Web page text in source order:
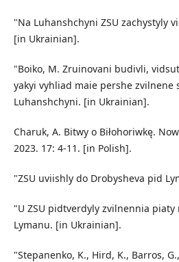
"Na Luhanshchyni ZSU zachystyly
[in Ukrainian].
"Boiko, M. Zruinovani budivli,
yakyi vyhliad maie pershe zvilnene
Luhanshchyni. [in Ukrainian].
Charuk, A. Bitwy o Biłohoriwkę.
2023. 17: 4-11. [in Polish].
"ZSU uviishly do Drobysheva pid
"U ZSU pidtverdyly zvilnennia
Lymanu. [in Ukrainian].
"Stepanenko, K., Hird, K., Barros,